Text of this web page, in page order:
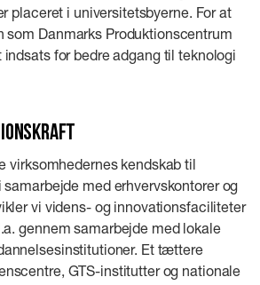
placeret i universitetsbyerne. For at
som Danmarks Produktionscentrum
for bedre adgang til teknologi
virksomhedernes kendskab til
med erhvervskontorer og
vi videns- og innovationsfaciliteter
gennem samarbejde med lokale
Et tættere
GTS-institutter og nationale